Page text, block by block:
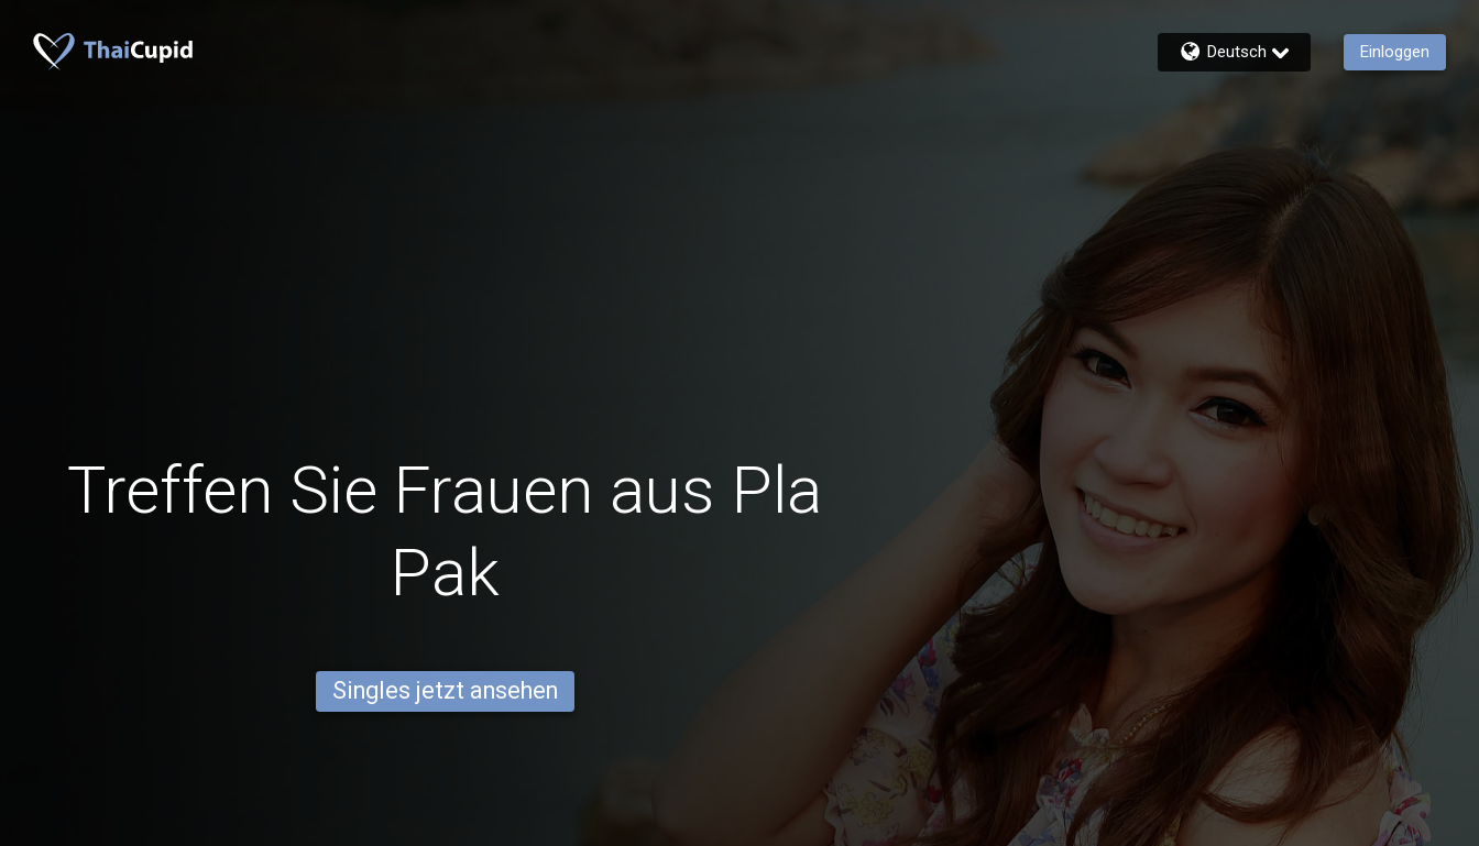
Deutsch Einloggen
Treffen Sie Frauen aus Pla
Pak
Singles jetzt ansehen